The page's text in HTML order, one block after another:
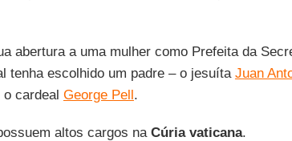
abertura a uma mulher como Prefeita da
tenha escolhido um padre – o jesuíta Juan
cardeal George Pell.
altos cargos na Cúria vaticana.